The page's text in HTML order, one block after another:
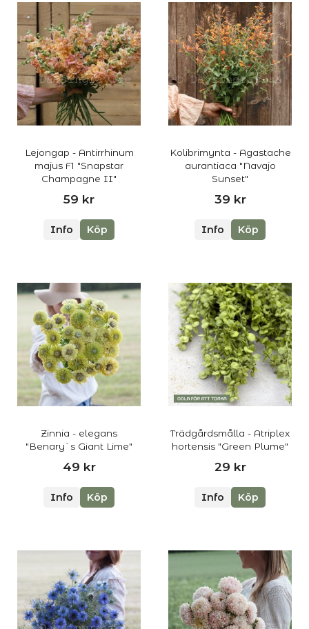
Lejongap - Antirrhinum
majus F1 "Snapstar
Champagne II"
59 kr
Info Köp
Kolibrimynta - Agastache
aurantiaca "Navajo
Sunset"
39 kr
Info Köp
Zinnia - elegans
"Benary`s Giant Lime"
49 kr
Info Köp
Trädgårdsmålla - Atriplex
hortensis "Green Plume"
29 kr
Info Köp